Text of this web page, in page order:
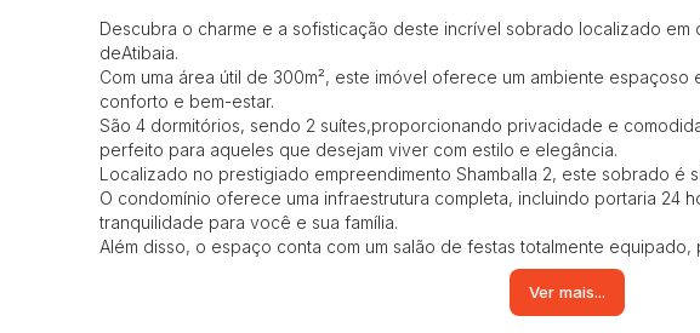
Descubra o charme e a sofisticação deste incrível sobrado localizado em
deAtibaia.
Com uma área útil de 300m², este imóvel oferece um ambiente
conforto e bem-estar.
São 4 dormitórios, sendo 2 suítes,proporcionando privacidade e
perfeito para aqueles que desejam viver com estilo e elegância.
Localizado no prestigiado empreendimento Shamballa 2, este sobrado é
O condomínio oferece uma infraestrutura completa, incluindo portaria 24
tranquilidade para você e sua família.
Além disso, o espaço conta com um salão de festas totalmente
Aqui, cada detalhe foi pensado para proporcionar uma experiência de
Para os amantes de lazer e entretenimento, este imóvel é um verdadeiro
Ver mais...